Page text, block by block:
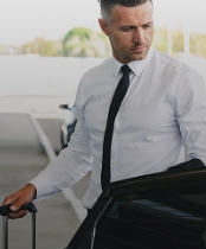
Pour vos départs
service de
aéroports. Je
contrainte et dans
pour affaires ou pour
afin que vous